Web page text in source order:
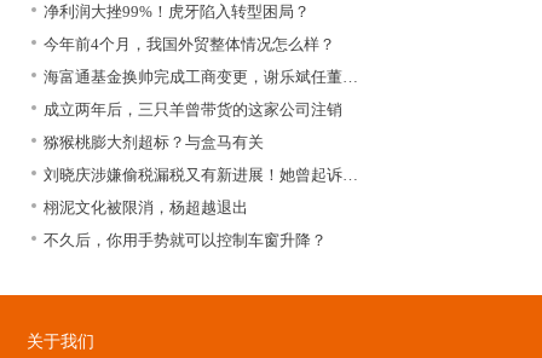
净利润大挫99%！虎牙陷入转型困局？
今年前4个月，我国外贸整体情况怎么样？
海富通基金换帅完成工商变更，谢乐斌任董…
成立两年后，三只羊曾带货的这家公司注销
猕猴桃膨大剂超标？与盒马有关
刘晓庆涉嫌偷税漏税又有新进展！她曾起诉…
栩泥文化被限消，杨超越退出
不久后，你用手势就可以控制车窗升降？
关于我们